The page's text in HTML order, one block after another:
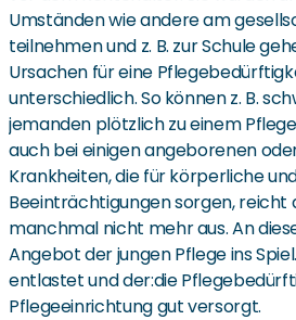
Umständen wie andere am
teilnehmen und z. B. zur Schule
Ursachen für eine
unterschiedlich. So können z. B.
jemanden plötzlich zu einem
auch bei einigen angeborenen
Krankheiten, die für körperliche
Beeinträchtigungen sorgen, reicht
manchmal nicht mehr aus. An
Angebot der jungen Pflege ins
entlastet und der:die
Pflegeeinrichtung gut versorgt.